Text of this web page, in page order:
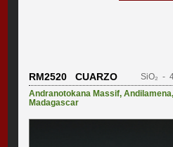
RM2520 CUARZO SiO₂ -
Andranotokana Massif,Andilamena
Madagascar